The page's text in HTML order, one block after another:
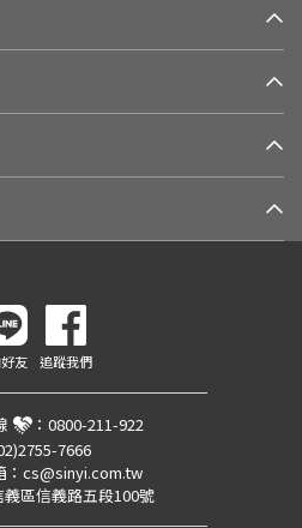
友 追蹤我們
： 0800-211-922
7666
cs@sinyi.com.tw
區信義路五段100號